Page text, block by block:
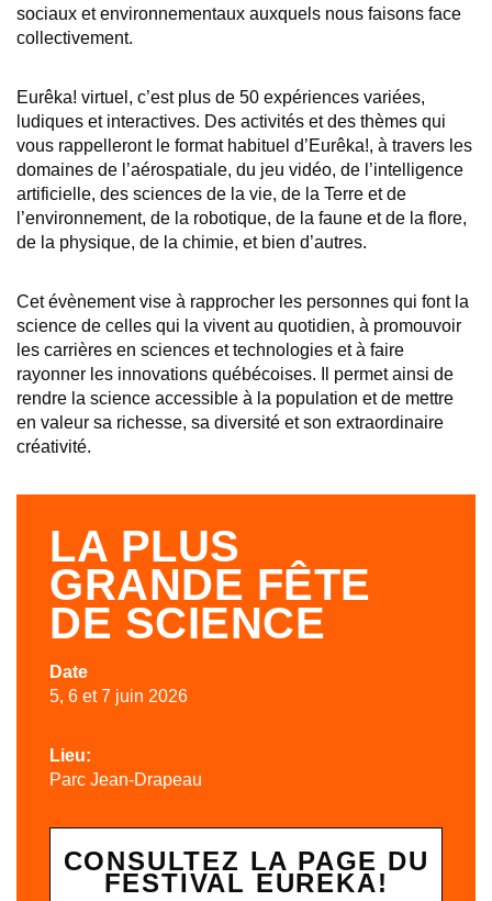
sociaux et environnementaux auxquels nous faisons face
collectivement.
Eurêka! virtuel, c’est plus de 50 expériences variées,
ludiques et interactives. Des activités et des thèmes qui
vous rappelleront le format habituel d’Eurêka!, à travers les
domaines de l’aérospatiale, du jeu vidéo, de l’intelligence
artificielle, des sciences de la vie, de la Terre et de
l’environnement, de la robotique, de la faune et de la flore,
de la physique, de la chimie, et bien d’autres.
Cet évènement vise à rapprocher les personnes qui font la
science de celles qui la vivent au quotidien, à promouvoir
les carrières en sciences et technologies et à faire
rayonner les innovations québécoises. Il permet ainsi de
rendre la science accessible à la population et de mettre
en valeur sa richesse, sa diversité et son extraordinaire
créativité.
LA PLUS
GRANDE FÊTE
DE SCIENCE
Date
5, 6 et 7 juin 2026
Lieu:
Parc Jean-Drapeau
CONSULTEZ LA PAGE DU
FESTIVAL EUREKA!